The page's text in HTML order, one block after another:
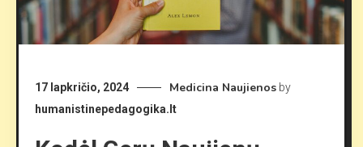
17 lapkričio, 2024 Medicina Naujienos by
humanistinepedagogika.lt